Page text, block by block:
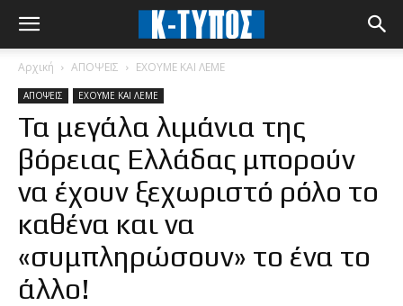
Αρχική ΑΠΟΨΕΙΣ ΕΧΟΥΜΕ ΚΑΙ ΛΕΜΕ
ΑΠΟΨΕΙΣ ΕΧΟΥΜΕ ΚΑΙ ΛΕΜΕ
Τα μεγάλα λιμάνια της
βόρειας Ελλάδας μπορούν
να έχουν ξεχωριστό ρόλο το
καθένα και να
«συμπληρώσουν» το ένα το
άλλο!